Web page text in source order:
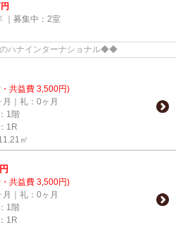
｜募集中： 2室
ハナインターナショナル◆◆
共益費 3,500円)
月｜礼：0ヶ月
1階
1R
㎡
円
共益費 3,500円)
月｜礼：0ヶ月
1階
1R